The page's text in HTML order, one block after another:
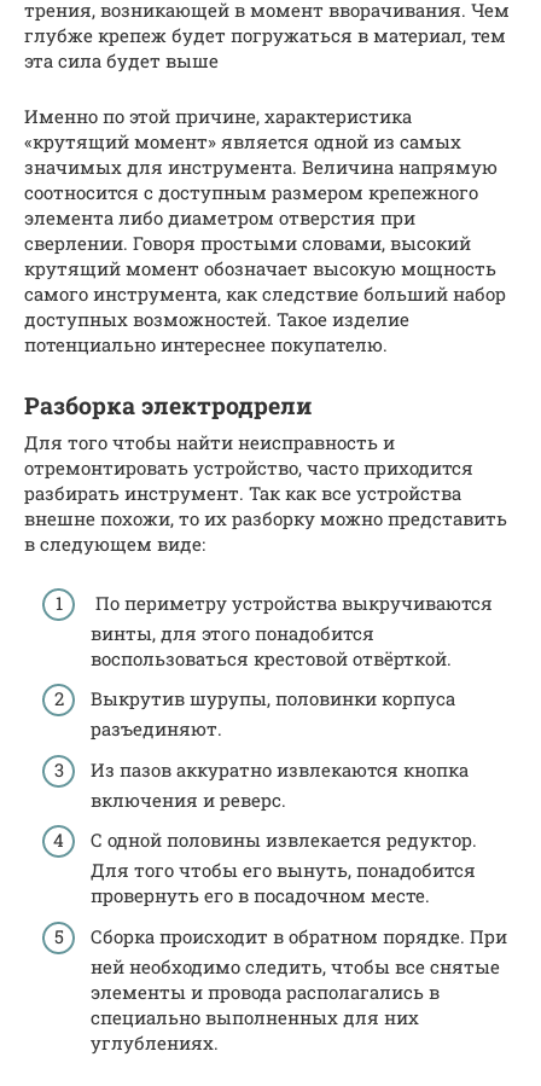
трения, возникающей в момент вворачивания. Чем
глубже крепеж будет погружаться в материал, тем
эта сила будет выше
Именно по этой причине, характеристика
«крутящий момент» является одной из самых
значимых для инструмента. Величина напрямую
соотносится с доступным размером крепежного
элемента либо диаметром отверстия при
сверлении. Говоря простыми словами, высокий
крутящий момент обозначает высокую мощность
самого инструмента, как следствие больший набор
доступных возможностей. Такое изделие
потенциально интереснее покупателю.
Разборка электродрели
Для того чтобы найти неисправность и
отремонтировать устройство, часто приходится
разбирать инструмент. Так как все устройства
внешне похожи, то их разборку можно представить
в следующем виде:
По периметру устройства выкручиваются
винты, для этого понадобится
воспользоваться крестовой отвёрткой.
Выкрутив шурупы, половинки корпуса
разъединяют.
Из пазов аккуратно извлекаются кнопка
включения и реверс.
С одной половины извлекается редуктор.
Для того чтобы его вынуть, понадобится
провернуть его в посадочном месте.
Сборка происходит в обратном порядке. При
ней необходимо следить, чтобы все снятые
элементы и провода располагались в
специально выполненных для них
углублениях.